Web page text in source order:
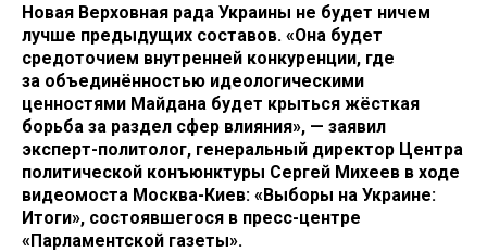
Новая Верховная рада Украины не будет ничем
лучше предыдущих составов. «Она будет
средоточием внутренней конкуренции, где
за объединённостью идеологическими
ценностями Майдана будет крыться жёсткая
борьба за раздел сфер влияния», — заявил
эксперт-политолог, генеральный директор Центра
политической конъюнктуры Сергей Михеев в ходе
видеомоста Москва-Киев: «Выборы на Украине:
Итоги», состоявшегося в пресс-центре
«Парламентской газеты».